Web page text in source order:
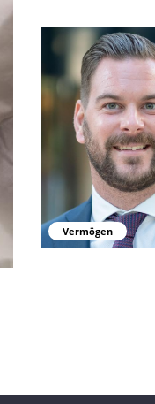
Wenn
Vermögen